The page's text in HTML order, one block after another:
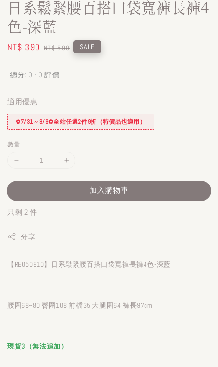
日系鬆緊腰百搭口袋寬褲長褲4
色-深藍
Sale
NT$ 390 Regular
NT$ 590 SALE
總分: 0 - 0 評價
適用優惠
✿7/31～8/9✿全站任選2件9折（特價品也適用）
數量
加入購物車
只剩 2 件
分享
【RE050810】日系鬆緊腰百搭口袋寬褲長褲4色-深藍
腰圍68~80 臀圍108 前檔35 大腿圍64 褲長97cm
現貨3（無法追加）